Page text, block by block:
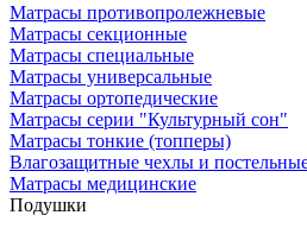
Матрасы противопролежневые
Матрасы секционные
Матрасы специальные
Матрасы универсальные
Матрасы ортопедические
Матрасы серии "Культурный сон"
Матрасы тонкие (топперы)
Влагозащитные чехлы и
Матрасы медицинские
Подушки